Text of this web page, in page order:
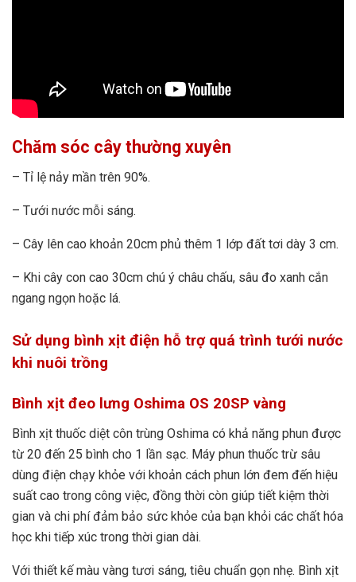
Chăm sóc cây thường xuyên
– Tỉ lệ nảy mần trên 90%.
– Tưới nước mỗi sáng.
– Cây lên cao khoản 20cm phủ thêm 1 lớp đất tơi dày 3 cm.
– Khi cây con cao 30cm chú ý châu chấu, sâu đo xanh cắn
ngang ngọn hoặc lá.
Sử dụng bình xịt điện hỗ trợ quá trình tưới nước
khi nuôi trồng
Bình xịt đeo lưng Oshima OS 20SP vàng
Bình xịt thuốc diệt côn trùng Oshima có khả năng phun được
từ 20 đến 25 bình cho 1 lần sạc. Máy phun thuốc trừ sâu
dùng điện chạy khỏe với khoản cách phun lớn đem đến hiệu
suất cao trong công việc, đồng thời còn giúp tiết kiệm thời
gian và chi phí đảm bảo sức khỏe của bạn khỏi các chất hóa
học khi tiếp xúc trong thời gian dài.
Với thiết kế màu vàng tươi sáng, tiêu chuẩn gọn nhẹ. Bình xịt